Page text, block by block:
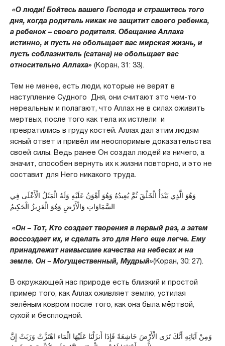
«О люди! Бойтесь вашего Господа и страшитесь того
дня, когда родитель никак не защитит своего ребенка,
а ребенок – своего родителя. Обещание Аллаха
истинно, и пусть не обольщает вас мирская жизнь, и
пусть соблазнитель (сатана) не обольщает вас
относительно Аллаха» (Коран, 31: 33).
Тем не менее, есть люди, которые не верят в
наступление Судного Дня, они считают это чем-то
нереальным и полагают, что Аллах не в силах оживить
мертвых, после того как тела их истлели и
превратились в груду костей. Аллах дал этим людям
ясный ответ и привёл им неоспоримые доказательства
своей силы. Ведь ранее Он создал людей из ничего, а
значит, способен вернуть их к жизни повторно, и это не
составит для Него никакого труда.
وَهُوَ الَّذِي يَبْدَأُ الْخَلْقَ ثُمَّ يُعِيدُهُ وَهُوَ أَهْوَنُ عَلَيْهِ وَلَهُ الْمَثَلُ الْأَعْلَى فِي
السَّمَاوَاتِ وَالْأَرْضِ وَهُوَ الْعَزِيزُ الْحَكِيمُ
«Он – Тот, Кто создает творения в первый раз, а затем
воссоздает их, и сделать это для Него еще легче. Ему
принадлежат наивысшие качества на небесах и на
земле. Он – Могущественный, Мудрый»(Коран, 30: 27).
В окружающей нас природе есть близкий и простой
пример того, как Аллах оживляет землю, устилая
зелёным ковром после того, как она была мёртвой,
сухой и бесплодной.
وَمِنْ آيَاتِهِ أَنَّكَ تَرَى الْأَرْضَ خَاشِعَةً فَإِذَا أَنزَلْنَا عَلَيْهَا الْمَاء اهْتَزَّتْ وَرَبَتْ إِنَّ